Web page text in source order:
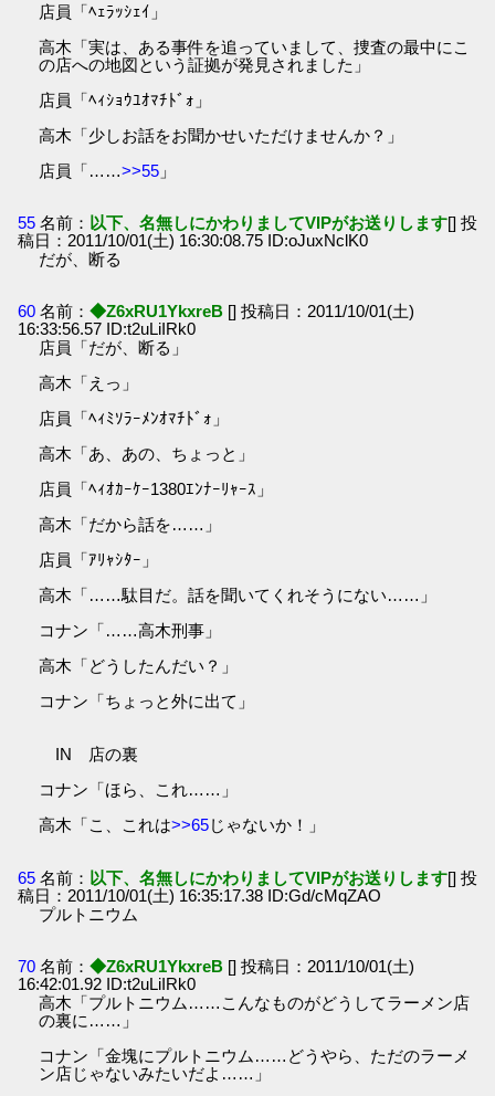
店員「ﾍｪﾗｯｼｪｲ」
高木「実は、ある事件を追っていまして、捜査の最中にこ
の店への地図という証拠が発見されました」
店員「ﾍｨｼｮｳﾕｵﾏﾁﾄﾞｫ」
高木「少しお話をお聞かせいただけませんか？」
店員「……>>55 」
55 名前： 以下、名無しにかわりましてVIPがお送りします[] 投
稿日：2011/10/01(土) 16:30:08.75 ID:oJuxNclK0
だが、断る
60 名前：◆Z6xRU1YkxreB [] 投稿日：2011/10/01(土)
16:33:56.57 ID:t2uLiIRk0
店員「だが、断る」
高木「えっ」
店員「ﾍｨﾐｿﾗｰﾒﾝｵﾏﾁﾄﾞｫ」
高木「あ、あの、ちょっと」
店員「ﾍｨｵｶｰｹｰ1380ｴﾝﾅｰﾘｬｰｽ」
高木「だから話を……」
店員「ｱﾘｬｼﾀｰ」
高木「……駄目だ。話を聞いてくれそうにない……」
コナン「……高木刑事」
高木「どうしたんだい？」
コナン「ちょっと外に出て」
IN 店の裏
コナン「ほら、これ……」
高木「こ、これは>>65じゃないか！」
65 名前： 以下、名無しにかわりましてVIPがお送りします[] 投
稿日：2011/10/01(土) 16:35:17.38 ID:Gd/cMqZAO
プルトニウム
70 名前：◆Z6xRU1YkxreB [] 投稿日：2011/10/01(土)
16:42:01.92 ID:t2uLiIRk0
高木「プルトニウム……こんなものがどうしてラーメン店
の裏に……」
コナン「金塊にプルトニウム……どうやら、ただのラーメ
ン店じゃないみたいだよ……」